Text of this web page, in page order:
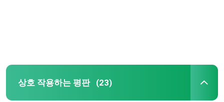
상호 작용하는 평판 (23)